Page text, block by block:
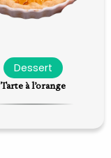
Dessert
Tarte à l’orange